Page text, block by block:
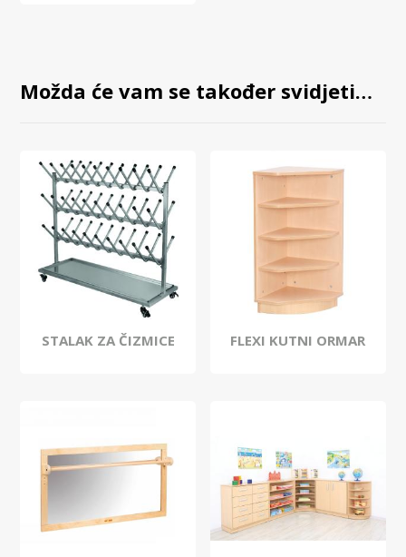
Možda će vam se također svidjeti…
STALAK ZA ČIZMICE FLEXI KUTNI ORMAR